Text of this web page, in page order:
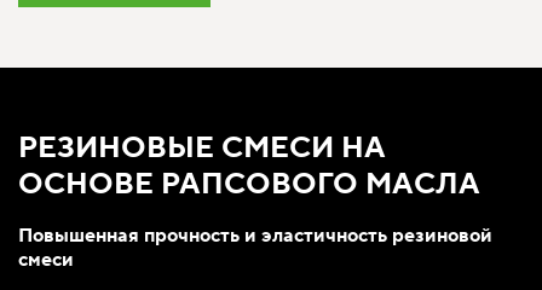
РЕЗИНОВЫЕ СМЕСИ НА
ОСНОВЕ РАПСОВОГО МАСЛА
Повышенная прочность и эластичность резиновой
смеси